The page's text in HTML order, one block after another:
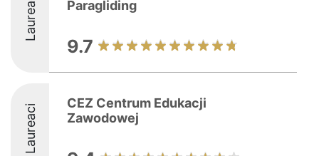
Laureaci
Paragliding
9.7
Laureaci
CEZ Centrum Edukacji
Zawodowej